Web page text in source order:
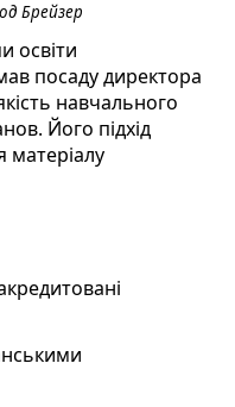
Брейзер
освіти
посаду директора
навчального
Його підхід
матеріалу